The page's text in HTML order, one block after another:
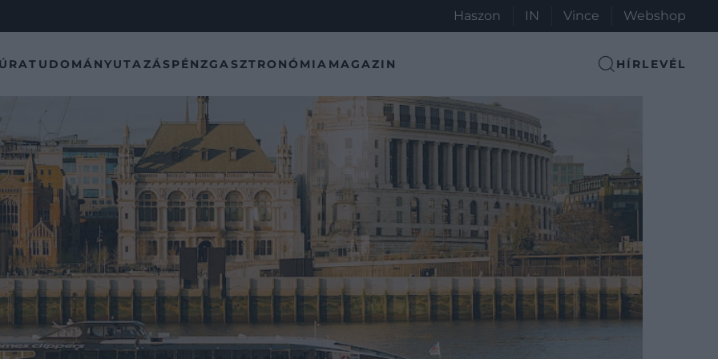
Haszon IN Vince Webshop
TUDOMÁNYUTAZÁSPÉNZGASZTRONÓMIA MAGAZIN HÍRLEVÉL